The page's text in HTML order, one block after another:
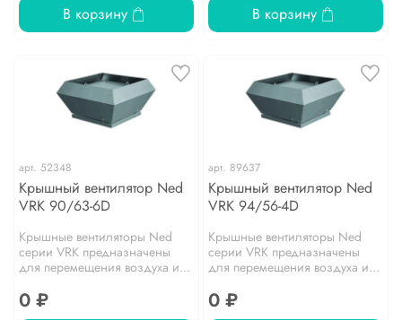
В корзину В корзину
арт. 52348
Крышный вентилятор Ned
VRK 90/63-6D
Крышные вентиляторы Ned
серии VRK предназначены
для перемещения воздуха и...
0 ₽
арт. 89637
Крышный вентилятор Ned
VRK 94/56-4D
Крышные вентиляторы Ned
серии VRK предназначены
для перемещения воздуха и...
0 ₽